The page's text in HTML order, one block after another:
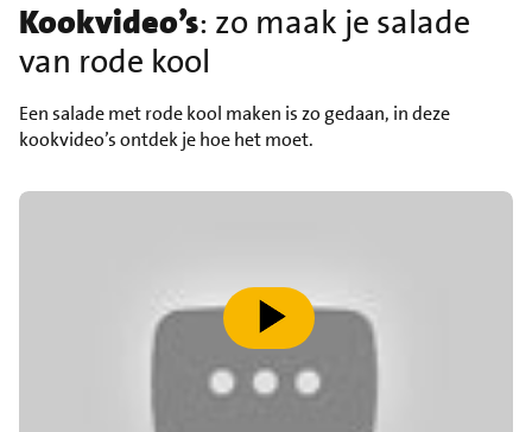
Kookvideo’s: zo maak je salade
van rode kool
Een salade met rode kool maken is zo gedaan, in deze
kookvideo’s ontdek je hoe het moet.
speel video af